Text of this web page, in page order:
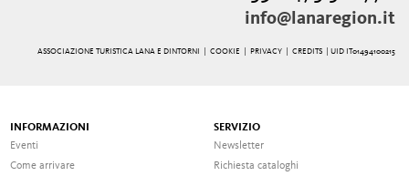
info@lanaregion.it
ASSOCIAZIONE TURISTICA LANA E DINTORNI | COOKIE PRIVACY| CREDITS | UID IT01494100215
INFORMAZIONI
Eventi
Come arrivare
SERVIZIO
Newsletter
Richiesta cataloghi